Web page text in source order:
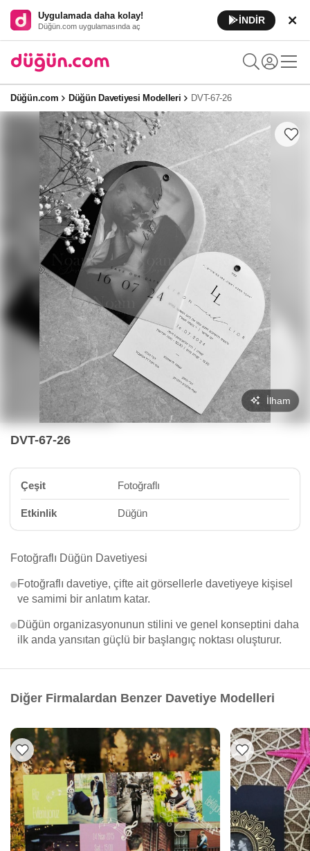
Uygulamada daha kolay!
Düğün.com uygulamasında aç
İNDİR
Düğün.com Düğün Davetiyesi Modelleri DVT-67-26
İlham
DVT-67-26
Çeşit Fotoğraflı
Etkinlik Düğün
Fotoğraflı Düğün Davetiyesi
Fotoğraflı davetiye, çifte ait görsellerle davetiyeye kişisel
ve samimi bir anlatım katar.
Düğün organizasyonunun stilini ve genel konseptini daha
ilk anda yansıtan güçlü bir başlangıç noktası oluşturur.
Diğer Firmalardan Benzer Davetiye Modelleri